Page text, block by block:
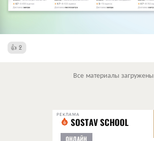
2
Все материалы загружены
РЕКЛАМА